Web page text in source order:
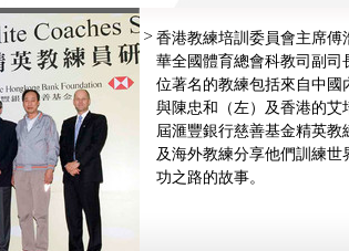
香港教練培訓委員會主席傅
華全國體育總會科教司副司
位著名的教練包括來自中國
與陳忠和（左）及香港的艾
屆滙豐銀行慈善基金精英
及海外教練分享他們訓練
功之路的故事。